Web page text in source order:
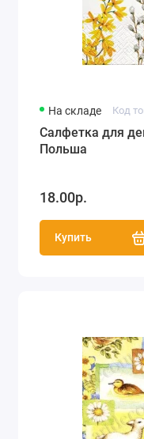
На складе Код
Салфетка для
Польша
18.00р.
Купить